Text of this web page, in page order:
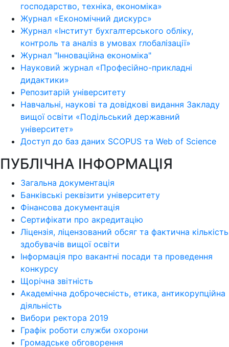
господарство, техніка, економіка»
Журнал «Економічний дискурс»
Журнал «Інститут бухгалтерського обліку,
контроль та аналіз в умовах глобалізації»
Журнал "Інноваційна економіка"
Науковий журнал «Професійно-прикладні
дидактики»
Репозитарій університету
Навчальні, наукові та довідкові видання Закладу
вищої освіти «Подільський державний
університет»
Доступ до баз даних SCOPUS та Web of Science
ПУБЛІЧНА ІНФОРМАЦІЯ
Загальна документація
Банківські реквізити університету
Фінансова документація
Сертифікати про акредитацію
Ліцензія, ліцензований обсяг та фактична кількість
здобувачів вищої освіти
Інформація про вакантні посади та проведення
конкурсу
Щорічна звітність
Академічна доброчесність, етика, антикорупційна
діяльність
Вибори ректора 2019
Графік роботи служби охорони
Громадське обговорення